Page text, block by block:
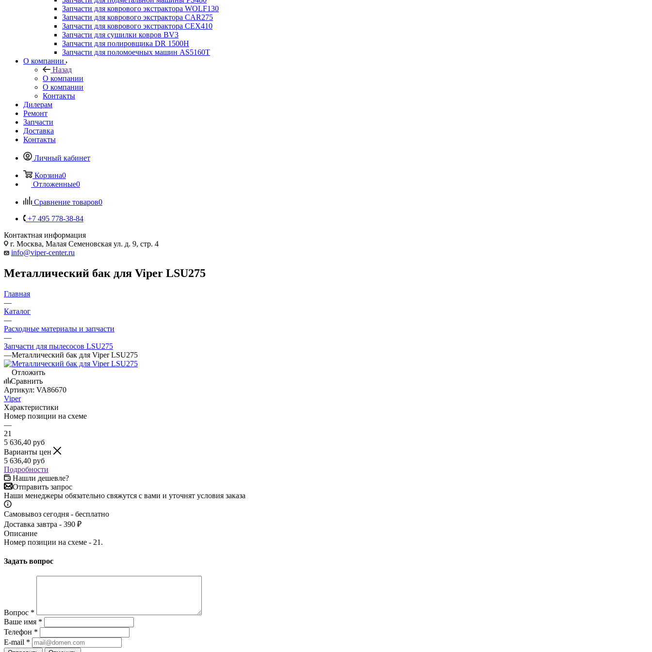
Запчасти для коврового экстрактора WOLF130
Запчасти для коврового экстрактора CAR275
Запчасти для коврового экстрактора CEX410
Запчасти для сушилки ковров BV3
Запчасти для полировщика DR 1500H
Запчасти для поломоечных машин AS5160T
О компании
Назад
О компании
О компании
Контакты
Дилерам
Ремонт
Запчасти
Доставка
Контакты
Личный кабинет
Корзина0
Отложенные0
Сравнение товаров0
+7 495 778-38-84
Контактная информация
г. Москва, Малая Семеновская ул. д. 9, стр. 4
info@viper-center.ru
Металлический бак для Viper LSU275
Главная
—
Каталог
—
Расходные материалы и запчасти
—
Запчасти для пылесосов LSU275
—Металлический бак для Viper LSU275
Отложить
Сравнить
Артикул: VA86670
Viper
Характеристики
Номер позиции на схеме
—
21
5 636,40 руб
Варианты цен
5 636,40 руб
Подробности
Нашли дешевле?
Отправить запрос
Наши менеджеры обязательно свяжутся с вами и уточнят условия заказа
Самовывоз сегодня - бесплатно
Доставка завтра - 390 ₽
Описание
Номер позиции на схеме - 21.
Задать вопрос
Вопрос *
Ваше имя *
Телефон *
E-mail *